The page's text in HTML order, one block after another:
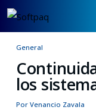
General
los
Por Venancio Zavala